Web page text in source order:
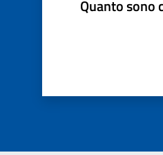
Quanto sono